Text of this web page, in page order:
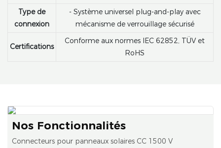
Type de
connexion
- Système universel plug-and-play avec
mécanisme de verrouillage sécurisé
Certifications
Conforme aux normes IEC 62852, TÜV et
RoHS
Nos Fonctionnalités
Connecteurs pour panneaux solaires CC 1500 V